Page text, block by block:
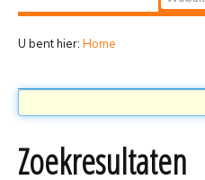
U bent hier: Home
Zoekresultaten